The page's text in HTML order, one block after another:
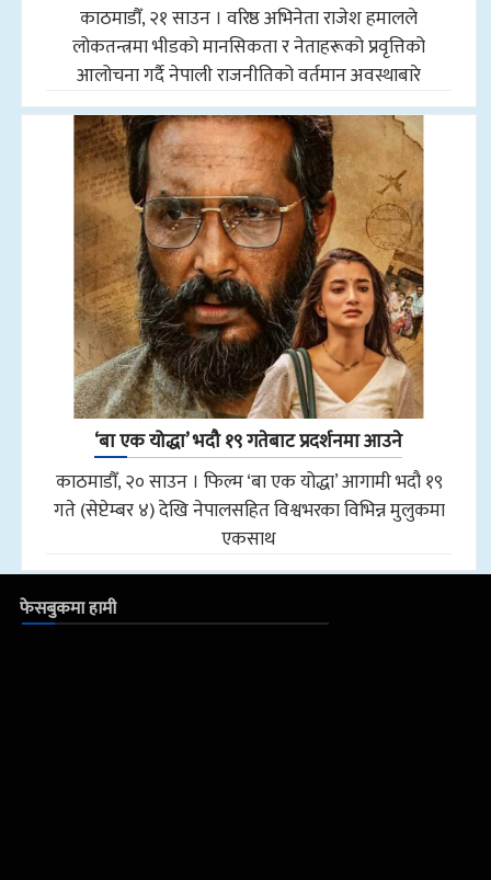
काठमाडौँ, २१ साउन । वरिष्ठ अभिनेता राजेश हमालले
लोकतन्त्रमा भीडको मानसिकता र नेताहरूको प्रवृत्तिको
आलोचना गर्दै नेपाली राजनीतिको वर्तमान अवस्थाबारे
‘बा एक योद्धा’ भदौ १९ गतेबाट प्रदर्शनमा आउने
काठमाडौँ, २० साउन । फिल्म ‘बा एक योद्धा’ आगामी भदौ १९
गते (सेप्टेम्बर ४) देखि नेपालसहित विश्वभरका विभिन्न मुलुकमा
एकसाथ
फेसबुकमा हामी